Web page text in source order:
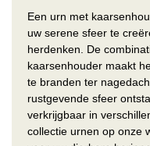
Een urn met
uw serene sfeer te
herdenken. De
kaarsenhouder maakt
te branden ter
rustgevende sfeer
verkrijgbaar in
collectie urnen op onze